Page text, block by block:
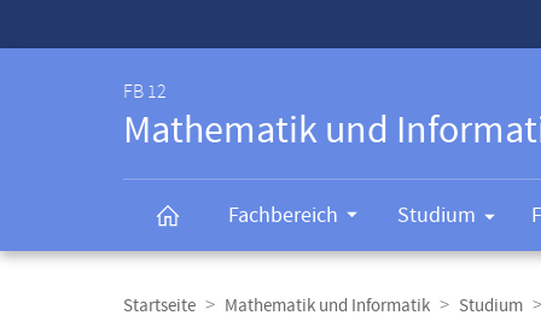
FB 12
Mathematik und
Fachbereich Studium
Navigation
Startseite Mathematik und Informatik Studium